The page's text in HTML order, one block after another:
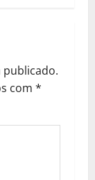
publicado.
com *